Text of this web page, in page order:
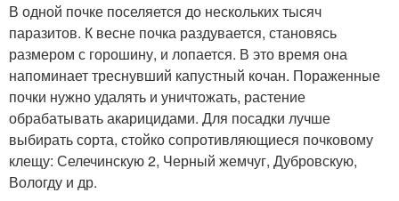
В одной почке поселяется до нескольких тысяч
паразитов. К весне почка раздувается, становясь
размером с горошину, и лопается. В это время она
напоминает треснувший капустный кочан. Пораженные
почки нужно удалять и уничтожать, растение
обрабатывать акарицидами. Для посадки лучше
выбирать сорта, стойко сопротивляющиеся почковому
клещу: Селечинскую 2, Черный жемчуг, Дубровскую,
Вологду и др.